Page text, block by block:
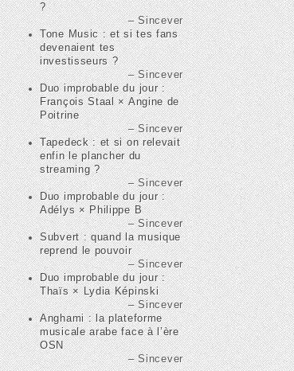
?
Sincever
Tone Music : et si tes fans
devenaient tes
investisseurs ?
Sincever
Duo improbable du jour :
François Staal × Angine de
Poitrine
Sincever
Tapedeck : et si on relevait
enfin le plancher du
streaming ?
Sincever
Duo improbable du jour :
Adélys × Philippe B
Sincever
Subvert : quand la musique
reprend le pouvoir
Sincever
Duo improbable du jour :
Thaïs × Lydia Képinski
Sincever
Anghami : la plateforme
musicale arabe face à l’ère
OSN
Sincever